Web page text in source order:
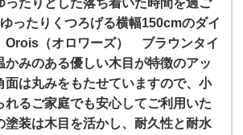
ったりくつろげる横幅150cmのダイ
Orois（オロワーズ） ブラウンタイ
かみのある優しい木目が特徴のアッ
面は丸みをもたせていますので、小
れるご家庭でも安心してご利用いた
塗装は木目を活かし、耐久性と耐水